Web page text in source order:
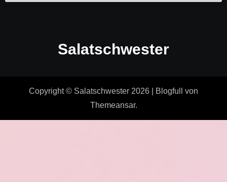
Salatschwester
Copyright © Salatschwester 2026 Blogfull
von
Themeansar.